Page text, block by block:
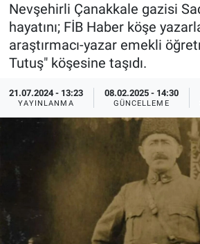
Nevşehirli Çanakkale gazisi
hayatını; FİB Haber köşe
araştırmacı-yazar emekli
Tutuş" köşesine taşıdı.
21.07.2024 - 13:23
YAYINLANMA
08.02.2025 - 14:30
GÜNCELLEME
Sağlık
Yerel
Genel
İlan - Duyuru- Mesaj
Türkiye Gündemi
Sizden Gelenler
Kültür
İlan - Duyuru- Mesaj
Türkiye Gündemi
Sizden Gelenler